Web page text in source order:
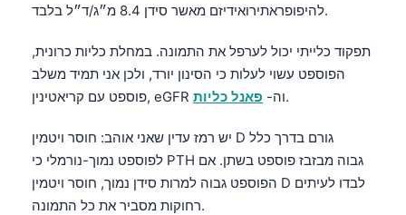
להיפופראתירואידיזם מאשר סידן 8.4 מ״ג/ד״ל בלבד.
תפקוד כלייתי יכול לערפל את התמונה. במחלת כליות כרונית,
הפוספט עשוי לעלות כי הסינון יורד, ולכן אני תמיד משלב
פוספט עם קריאטינין, eGFR וה- פאנל כליות .
יש רמז עדין שאני אוהב: חוסר ויטמין D גורם בדרך כלל
לפוספט נמוך-נורמלי כי PTH גבוה מבזבז פוספט בשתן. אם
הפוספט גבוה למרות סידן נמוך, חוסר ויטמין D לבדו לעיתים
רחוקות מסביר את כל התמונה.